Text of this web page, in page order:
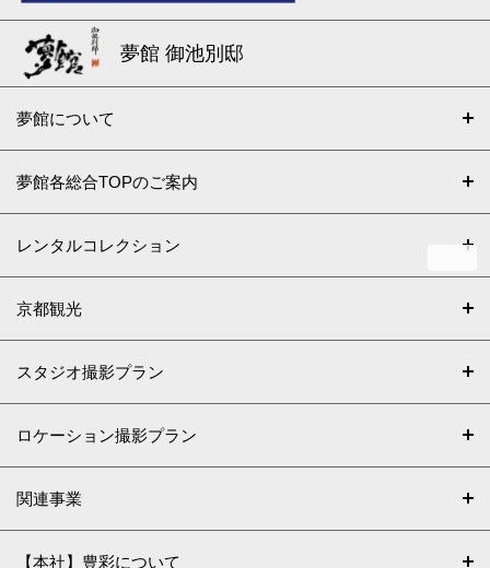
夢館 御池別邸
夢館について
夢館各総合TOPのご案内
レンタルコレクション
京都観光
スタジオ撮影プラン
ロケーション撮影プラン
関連事業
【本社】豊彩について